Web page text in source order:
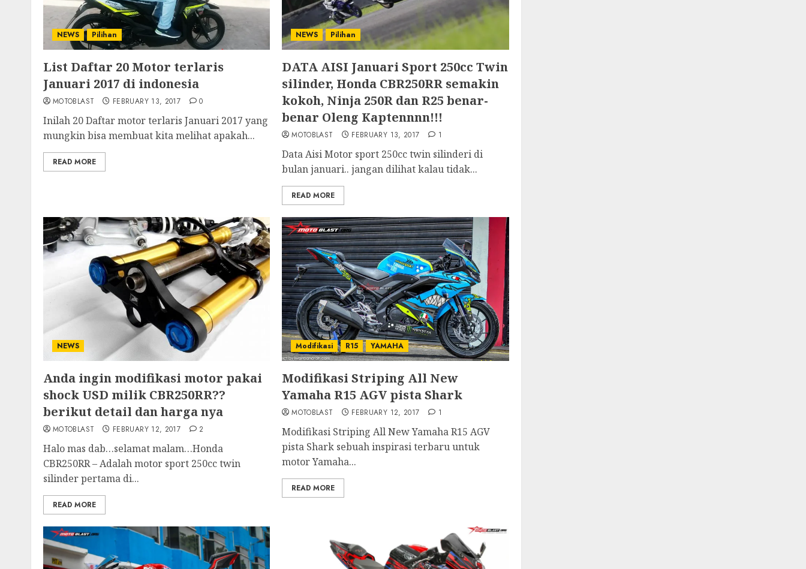
NEWS Pilihan
List Daftar 20 Motor terlaris
Januari 2017 di indonesia
MOTOBLAST FEBRUARY 13, 2017 0
Inilah 20 Daftar motor terlaris Januari 2017 yang
mungkin bisa membuat kita melihat apakah...
READ MORE
NEWS Pilihan
DATA AISI Januari Sport 250cc Twin
silinder, Honda CBR250RR semakin
kokoh, Ninja 250R dan R25 benar-
benar Oleng Kaptennnn!!!
MOTOBLAST FEBRUARY 13, 2017 1
Data Aisi Motor sport 250cc twin silinderi di
bulan januari.. jangan dilihat kalau tidak...
READ MORE
NEWS
Anda ingin modifikasi motor pakai
shock USD milik CBR250RR??
berikut detail dan harga nya
MOTOBLAST FEBRUARY 12, 2017 2
Halo mas dab…selamat malam…Honda
CBR250RR – Adalah motor sport 250cc twin
silinder pertama di...
READ MORE
Modifikasi R15 YAMAHA
Modifikasi Striping All New
Yamaha R15 AGV pista Shark
MOTOBLAST FEBRUARY 12, 2017 1
Modifikasi Striping All New Yamaha R15 AGV
pista Shark sebuah inspirasi terbaru untuk
motor Yamaha...
READ MORE